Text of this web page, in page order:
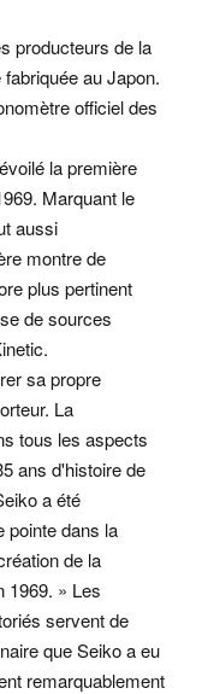
producteurs de la
au Japon.
officiel des
la première
Marquant le
aussi
montre de
plus pertinent
de sources
sa propre
La
tous les aspects
ans d'histoire de
a été
pointe dans la
de la
1969. » Les
servent de
que Seiko a eu
remarquablement